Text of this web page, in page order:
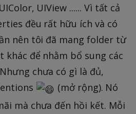
UIView ...... Vì tất cả
đều rất hữu ích và có
nên tôi đã mang folder từ
để nhằm bổ sung các
chưa có gì là đủ,
(mở rộng). Nó
mà chưa đến hồi kết. Mỗi